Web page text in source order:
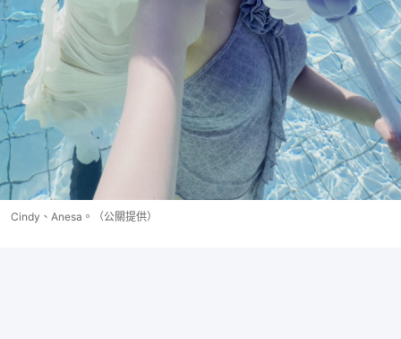
Cindy、Anesa。（公關提供）